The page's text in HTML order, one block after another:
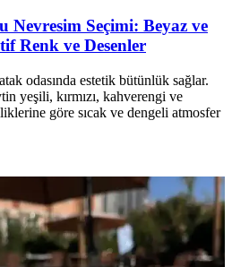
Nevresim Seçimi: Beyaz ve
Renk ve Desenler
odasında estetik bütünlük sağlar.
yeşili, kırmızı, kahverengi ve
göre sıcak ve dengeli atmosfer